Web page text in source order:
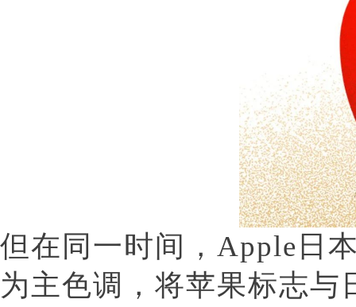
但在同一时间，Apple日
为主色调，将苹果标志